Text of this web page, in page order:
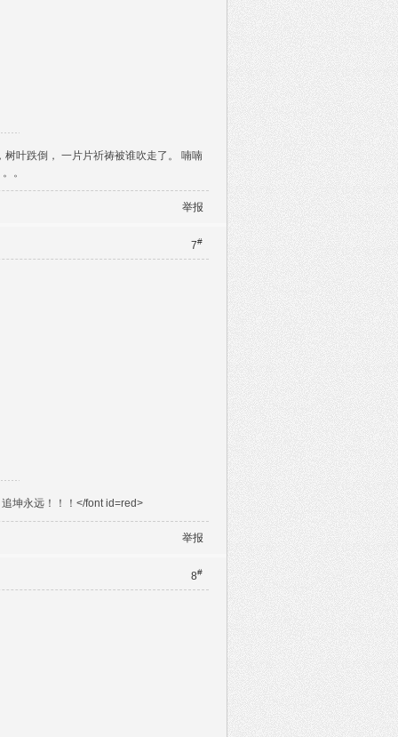
叶跌倒， 一片片祈祷被谁吹走了。 喃喃
。
举报
7#
坤永远！！！</font id=red>
举报
8#